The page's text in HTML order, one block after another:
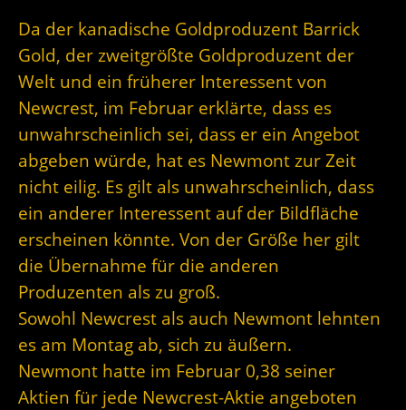
Da der kanadische Goldproduzent Barrick
Gold, der zweitgrößte Goldproduzent der
Welt und ein früherer Interessent von
Newcrest, im Februar erklärte, dass es
unwahrscheinlich sei, dass er ein Angebot
abgeben würde, hat es Newmont zur Zeit
nicht eilig. Es gilt als unwahrscheinlich, dass
ein anderer Interessent auf der Bildfläche
erscheinen könnte. Von der Größe her gilt
die Übernahme für die anderen
Produzenten als zu groß.
Sowohl Newcrest als auch Newmont lehnten
es am Montag ab, sich zu äußern.
Newmont hatte im Februar 0,38 seiner
Aktien für jede Newcrest-Aktie angeboten